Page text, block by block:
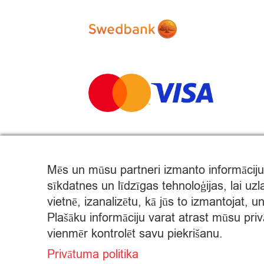
© Citro Rēzekne 2026
SPECIĀLĀ ATĻAUJA ALKOHOLISKO DZĒRIENU
ALKOHOLISKO DZĒRIENU IEGĀDE UN PIEGĀDE
Mēs un mūsu partneri izmanto
sīkdatnes un līdzīgas tehnoloģijas, lai
vietnē, izanalizētu, kā jūs to izmantojat,
Plašāku informāciju varat atrast mūsu
vienmēr kontrolēt savu piekrišanu.
Privātuma politika